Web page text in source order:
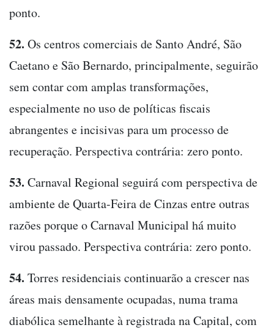
ponto.
52. Os centros comerciais de Santo André, São
Caetano e São Bernardo, principalmente, seguirão
sem contar com amplas transformações,
especialmente no uso de políticas fiscais
abrangentes e incisivas para um processo de
recuperação. Perspectiva contrária: zero ponto.
53. Carnaval Regional seguirá com perspectiva de
ambiente de Quarta-Feira de Cinzas entre outras
razões porque o Carnaval Municipal há muito
virou passado. Perspectiva contrária: zero ponto.
54. Torres residenciais continuarão a crescer nas
áreas mais densamente ocupadas, numa trama
diabólica semelhante à registrada na Capital, com